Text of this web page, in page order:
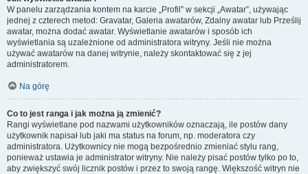
W panelu zarządzania kontem na karcie „Profil” w sekcji „Awatar”, używając
jednej z czterech metod: Gravatar, Galeria awatarów, Zdalny awatar lub Prześlij
awatar, można dodać awatar. Wyświetlanie awatarów i sposób ich
wyświetlania są uzależnione od administratora witryny. Jeśli nie można
używać awatarów na danej witrynie, należy skontaktować się z jej
administratorem.
Na górę
Co to jest ranga i jak można ją zmienić?
Rangi wyświetlane pod nazwami użytkowników oznaczają, ile postów dany
użytkownik napisał lub jaki ma status na forum, np. moderatora czy
administratora. Użytkownicy nie mogą bezpośrednio zmieniać stylu rang,
ponieważ ustawia je administrator witryny. Nie należy pisać postów tylko po to,
aby zwiększyć swój licznik postów i przez to swoją rangę. Większość witryn nie